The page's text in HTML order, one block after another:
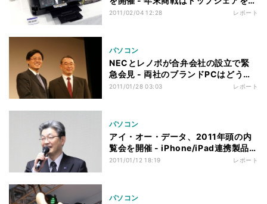
得
2011/02/04 12:28 レポート
パソコン
NECとレノボが合弁会社の設立で緊
急会見 - 両社のブランドPCはどうな
る?
2011/01/28 03:03 レポート
パソコン
アイ・オー・データ、2011年頭の内
覧会を開催 - iPhone/iPad連携製品な
ど
2011/01/12 18:19 レポート
パソコン